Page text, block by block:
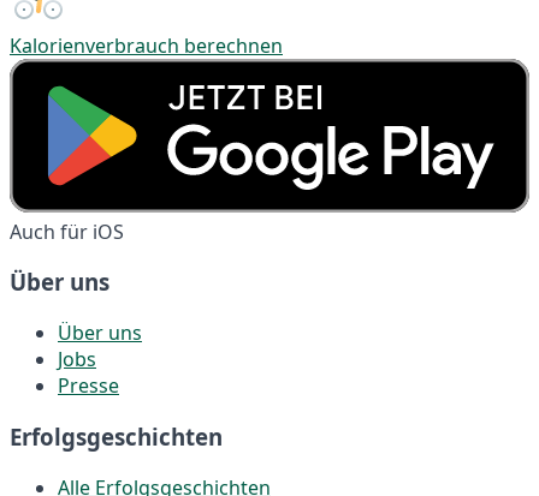
Kalorienverbrauch berechnen
Auch für iOS
Über uns
Über uns
Jobs
Presse
Erfolgsgeschichten
Alle Erfolgsgeschichten